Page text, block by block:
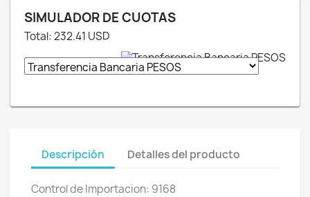
SIMULADOR DE CUOTAS
Total: 232.41 USD
Descripción Detalles del producto
Control de Importacion: 9168